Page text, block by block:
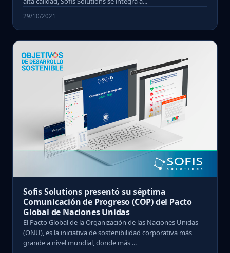
29/10/2021
Sofis Solutions presentó su séptima
Comunicación de Progreso (COP) del Pacto
Global de Naciones Unidas
El Pacto Global de la Organización de las Naciones Unidas
(ONU), es la iniciativa de sostenibilidad corporativa más
grande a nivel mundial, donde más ...